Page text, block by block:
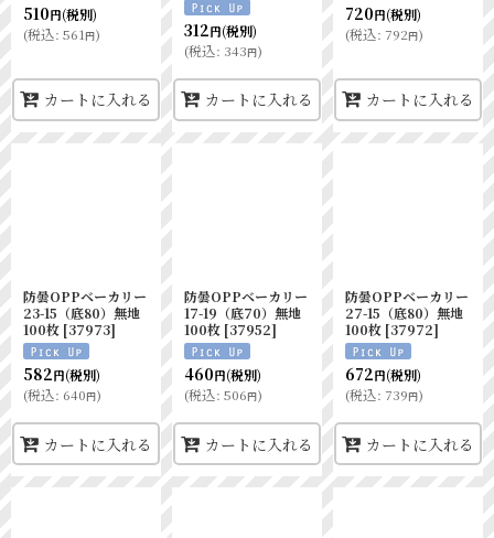
510円(税別)
(税込: 561円)
カートに入れる
312円(税別)
(税込: 343円)
カートに入れる
720円(税別)
(税込: 792円)
カートに入れる
防曇OPPベーカリー
23-15（底80）無地
100枚 [37973]
582円(税別)
(税込: 640円)
カートに入れる
防曇OPPベーカリー
17-19（底70）無地
100枚 [37952]
460円(税別)
(税込: 506円)
カートに入れる
防曇OPPベーカリー
27-15（底80）無地
100枚 [37972]
672円(税別)
(税込: 739円)
カートに入れる